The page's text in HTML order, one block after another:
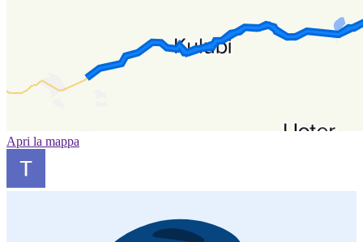
Apri la mappa